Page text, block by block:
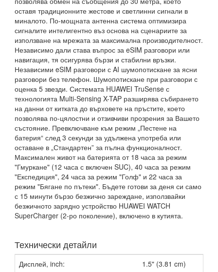
оставя традиционните жестове и светлинни сигнали в
миналото. По-мощната антенна система оптимизира
сигналите интелигентно въз основа на сценариите за
използване на мрежата за максимална производителност.
Независимо дали става въпрос за eSIM разговори или
навигация, тя осигурява бързи и стабилни връзки.
Независими eSIM разговори с AI шумопотискане за ясни
разговори без телефон. Шумопотискане при разговори с
оценка 5 звезди. Системата HUAWEI TruSense с
технологията Multi-Sensing X-TAP разширява събирането
на данни от китката до върховете на пръстите, което
позволява по-цялостни и отзивчиви прозрения за Вашето
състояние. Превключване към режим „Пестене на
батерия“ след 3 секунди за удължена употреба или
оставане в „Стандартен” за пълна функционалност.
Максимален живот на батерията от 18 часа за режим
"Гмуркане" (12 часа с включен SUC), 40 часа за режим
"Експедиция", 24 часа за режим "Голф" и 22 часа за
режим "Бягане по пътеки". Бъдете готови за деня си само
с 15 минути бързо безжично зареждане, използвайки
безжичното зарядно устройство HUAWEI WATCH
SuperCharger (2-ро поколение), включено в кутията.
Технически детайли
Дисплей, inch:
1.5" (3.81 cm)